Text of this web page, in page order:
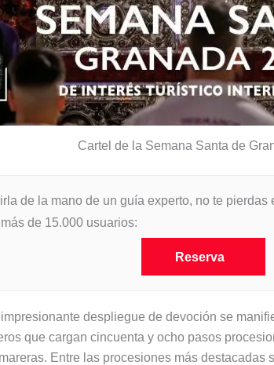
Cartel de la Semana Santa de
de la mano de un guía experto, no te pierdas
de 15.000 usuarios:
Reserva
despliegue de devoción se
que cargan cincuenta y ocho pasos
Entre las procesiones más